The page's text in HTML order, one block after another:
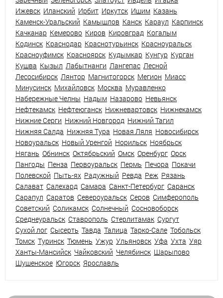
Ижевск Иланский Ирбит Иркутск Ишим Казань
Каменск-Уральский Камышлов Канск Караул Карпинск
Качканар Кемерово Киров Кировград Когалым
Кодинск Краснодар Краснотурьинск Красноуральск
Красноуфимск Красноярск Кудымкар Кунгур Курган
Кушва Кызыл Лабытнанги Лангепас Лесной
Лесосибирск Лянтор Магнитогорск Мегион Миасс
Минусинск Михайловск Москва Муравленко
Набережные Челны Надым Назарово Невьянск
Нефтекамск Нефтеюганск Нижневартовск Нижнекамск
Нижние Серги Нижний Новгород Нижний Тагил
Нижняя Салда Нижняя Тура Новая Ляля Новосибирск
Новоуральск Новый Уренгой Норильск Ноябрьск
Нягань Обнинск Октябрьский Омск Оренбург Орск
Пангоды Пенза Первоуральск Пермь Печора Покачи
Полевской Пыть-ях Радужный Ревда Реж Рязань
Салават Салехард Самара Санкт-Петербург Саранск
Сарапул Саратов Североуральск Серов Симферополь
Советский Соликамск Солнечный Сосновоборск
Среднеуральск Ставрополь Стерлитамак Сургут
Сухой лог Сысерть Тавда Талица Тарко-Сале Тобольск
Томск Туринск Тюмень Ужур Ульяновск Уфа Ухта Уяр
Ханты-Мансийск Чайковский Челябинск Шарыпово
Шушенское Югорск Ярославль